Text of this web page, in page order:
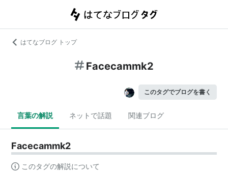
はてなブログ トップ
Facecammk2
このタグでブログを書く
言葉の解説 ネットで話題 関連ブログ
Facecammk2
このタグの解説について